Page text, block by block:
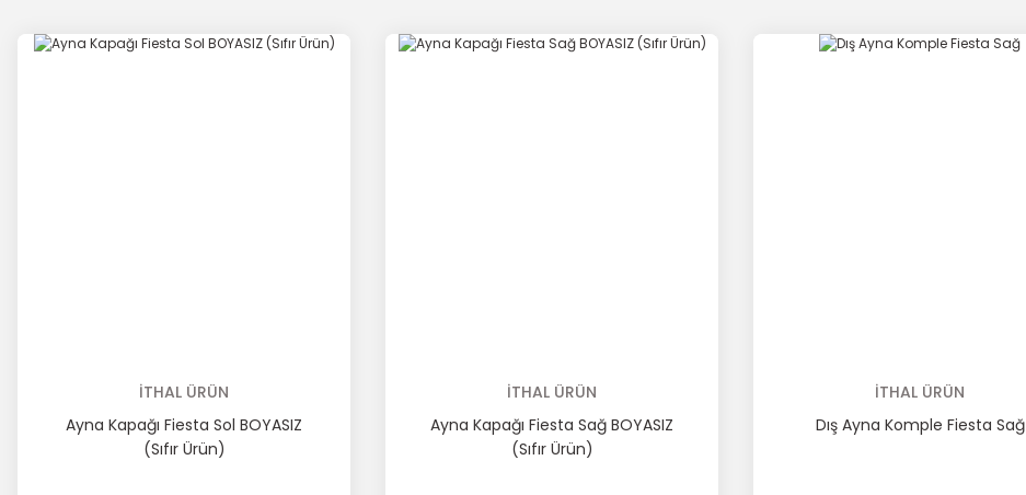
İTHAL ÜRÜN
Ayna Kapağı Fiesta Sol BOYASIZ
(Sıfır Ürün)
İTHAL ÜRÜN
Ayna Kapağı Fiesta Sağ BOYASIZ
(Sıfır Ürün)
İTHAL ÜRÜN
Dış Ayna Komple Fiesta Sağ